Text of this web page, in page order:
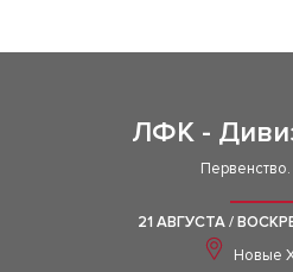
ЛФК -
Первенство.
21 АВГУСТА /
Новые